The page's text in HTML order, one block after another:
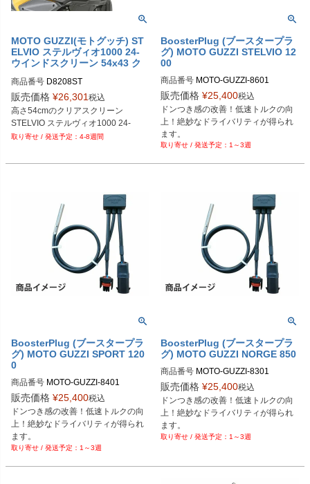
MOTO GUZZI(モトグッチ) ST
ELVIO ステルヴィオ1000 24-
ウインドスクリーン 54x43 ク
商品番号 D8208ST
販売価格 ¥26,301 税込
高さ54cmのクリアスクリーン
STELVIO ステルヴィオ1000 24-
4-8週間
BoosterPlug (ブースタープラ
グ) MOTO GUZZI STELVIO 12
00
商品番号 MOTO-GUZZI-8601
BSP-TYPE-G
販売価格 ¥25,400税込
ドンつき感の改善！低速トルクの向
上！絶妙なドライバリティが得られ
ます。
1～3週
BoosterPlug (ブースタープラ
グ) MOTO GUZZI SPORT 120
0
商品番号 MOTO-GUZZI-8401
BSP-TYPE-G
販売価格 ¥25,400税込
ドンつき感の改善！低速トルクの向
上！絶妙なドライバリティが得られ
ます。
1～3週
BoosterPlug (ブースタープラ
グ) MOTO GUZZI NORGE 850
商品番号 MOTO-GUZZI-8301
BSP-TYPE-G
販売価格 ¥25,400税込
ドンつき感の改善！低速トルクの向
上！絶妙なドライバリティが得られ
ます。
1～3週